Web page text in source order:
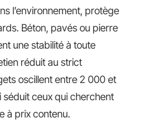
l’environnement, protège
Béton, pavés ou pierre
une stabilité à toute
réduit au strict
oscillent entre 2 000 et
séduit ceux qui cherchent
à prix contenu.